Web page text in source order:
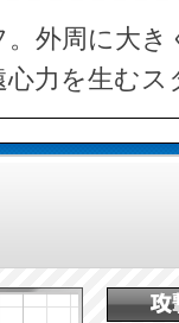
外周に大
力を生む